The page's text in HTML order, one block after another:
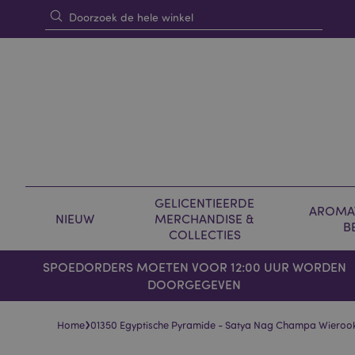
NIEUW
GELICENTIEERDE
MERCHANDISE &
COLLECTIES
SPOEDORDERS MOETEN VOOR 12:00 UUR WORDEN
DOORGEGEVEN
Home›01350 Egyptische Pyramide - Satya Nag Champa